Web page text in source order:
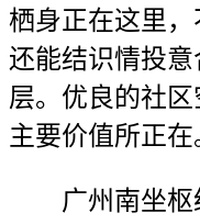
栖身正在这里，
还能结识情投
层。优良的社
主要价值所正在
广州南坐枢